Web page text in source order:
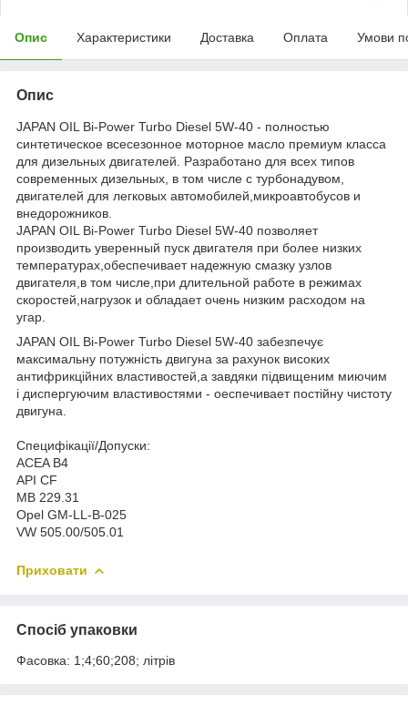
Опис Характеристики Доставка Оплата Умови
Опис
JAPAN OIL Bi-Power Turbo Diesel 5W-40 - полностью
синтетическое всесезонное моторное масло премиум класса
для дизельных двигателей. Разработано для всех типов
современных дизельных, в том числе с турбонадувом,
двигателей для легковых автомобилей,микроавтобусов и
внедорожников.
JAPAN OIL Bi-Power Turbo Diesel 5W-40 позволяет
производить уверенный пуск двигателя при более низких
температурах,обеспечивает надежную смазку узлов
двигателя,в том числе,при длительной работе в режимах
скоростей,нагрузок и обладает очень низким расходом на
угар.
JAPAN OIL Bi-Power Turbo Diesel 5W-40 забезпечує
максимальну потужність двигуна за рахунок високих
антифрикційних властивостей,а завдяки підвищеним миючим
і диспергуючим властивостями - оеспечивает постійну чистоту
двигуна.
Специфікації/Допуски:
ACEA B4
API CF
MB 229.31
Opel GM-LL-B-025
VW 505.00/505.01
Приховати
Спосіб упаковки
Фасовка: 1;4;60;208; літрів